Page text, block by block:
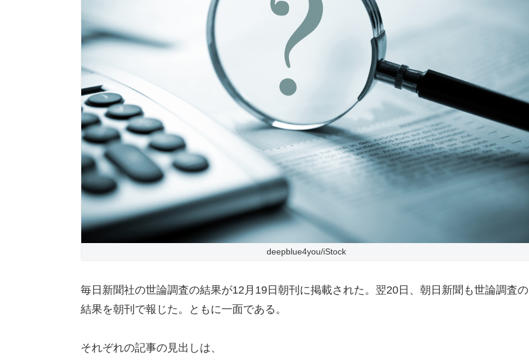
deepblue4you/iStock
毎日新聞社の世論調査の結果が12月19日朝刊に掲載された。翌20日、朝日新聞も世論調査の
結果を朝刊で報じた。ともに一面である。
それぞれの記事の見出しは、